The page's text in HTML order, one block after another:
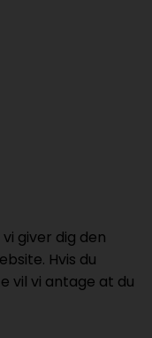
giver dig den
Hvis du
vi antage at du